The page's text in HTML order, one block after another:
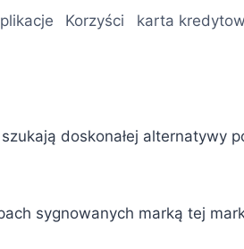
Korzyści karta
doskonałej alternatywy
sygnowanych marką tej